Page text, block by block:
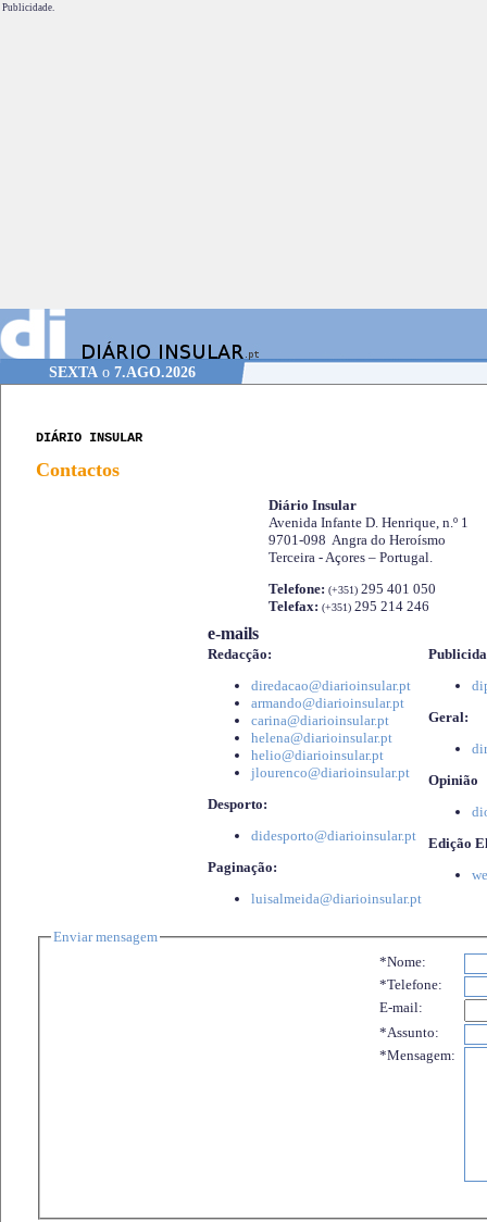
Publicidade.
SEXTA o 7.AGO.2026
DIÁRIO INSULAR
Contactos
Diário Insular
Avenida Infante D. Henrique, n.º 1
9701-098 Angra do Heroísmo
Terceira - Açores – Portugal.
Telefone: (+351) 295 401 050
Telefax: (+351) 295 214 246
e-mails
Redacção:
diredacao@diarioinsular.pt
armando@diarioinsular.pt
carina@diarioinsular.pt
helena@diarioinsular.pt
helio@diarioinsular.pt
jlourenco@diarioinsular.pt
Desporto:
didesporto@diarioinsular.pt
Paginação:
luisalmeida@diarioinsular.pt
Geral:
Opinião
Edição
Enviar mensagem
*Nome:
*Telefone:
E-mail:
*Assunto:
*Mensagem: